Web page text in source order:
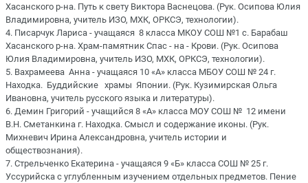
Хасанского р-на. Путь к свету Виктора Васнецова. (Рук. Осипова Юлия
Владимировна, учитель ИЗО, МХК, ОРКСЭ, технологии).
4. Писарчук Лариса - учащаяся 8 класса МКОУ СОШ №1 с. Барабаш
Хасанского р-на. Храм-памятник Спас - на - Крови. (Рук. Осипова
Юлия Владимировна, учитель ИЗО, МХК, ОРКСЭ, технологии).
5. Вахрамеева Анна - учащаяся 10 «А» класса МБОУ СОШ № 24 г.
Находка. Буддийские храмы Японии. (Рук. Кузимирская Ольга
Ивановна, учитель русского языка и литературы).
6. Демин Григорий - учащийся 8 «А» класса МОУ СОШ № 12 имени
В.Н. Сметанкина г. Находка. Смысл и содержание иконы. (Рук.
Михневич Ирина Александровна, учитель истории и
обществознания).
7. Стрельченко Екатерина - учащаяся 9 «Б» класса СОШ № 25 г.
Уссурийска с углубленным изучением отдельных предметов. Пение